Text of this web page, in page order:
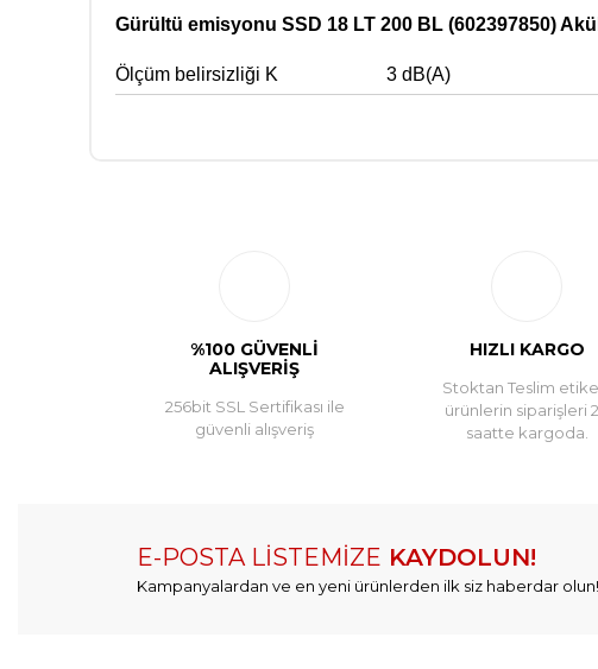
Gürültü emisyonu SSD 18 LT 200 BL (602397850)
Ölçüm belirsizliği K 3 dB(A)
%100 GÜVENLİ
ALIŞVERİŞ
256bit SSL Sertifikası ile
güvenli alışveriş
HIZLI KARGO
Stoktan Teslim
ürünlerin siparişleri
saatte kargoda.
E-POSTA LİSTEMİZE KAYDOLUN!
Kampanyalardan ve en yeni ürünlerden ilk siz haberdar olun!